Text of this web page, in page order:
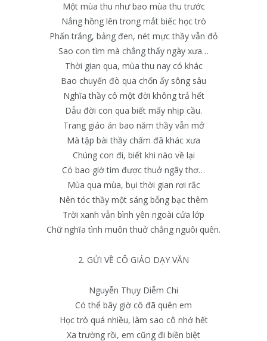
Một mùa thu như bao mùa thu trước
Nắng hồng lên trong mắt biếc học trò
Phấn trắng, bảng đen, nét mực thầy vẫn đỏ
Sao con tìm mà chẳng thấy ngày xưa…
Thời gian qua, mùa thu nay có khác
Bao chuyến đò qua chốn ấy sông sâu
Nghĩa thầy cô một đời không trả hết
Dẫu đời con qua biết mấy nhịp cầu.
Trang giáo án bao năm thầy vẫn mở
Mà tập bài thầy chấm đã khác xưa
Chúng con đi, biết khi nào về lại
Có bao giờ tìm được thuở ngây thơ…
Mùa qua mùa, bụi thời gian rơi rắc
Nên tóc thầy một sáng bỗng bạc thêm
Trời xanh vẫn bình yên ngoài cửa lớp
Chữ nghĩa tình muôn thuở chẳng nguôi quên.
2. GỬI VỀ CÔ GIÁO DẠY VĂN
Nguyễn Thụy Diễm Chi
Có thể bây giờ cô đã quên em
Học trò quá nhiều, làm sao cô nhớ hết
Xa trường rồi, em cũng đi biền biệt